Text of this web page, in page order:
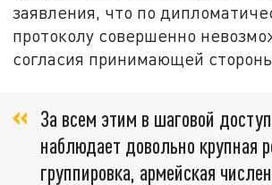
заявления, что по
протоколу совершенно
согласия принимающей
За всем этим в шаговой
наблюдает довольно крупная
группировка, армейская